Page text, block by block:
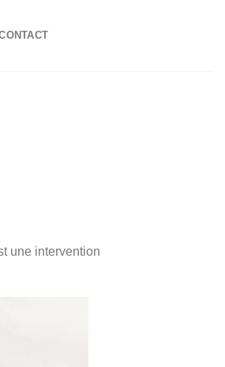
une intervention